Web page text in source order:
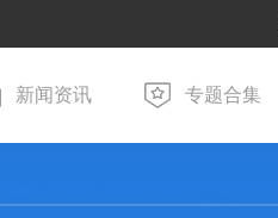
新闻资讯 专题合集